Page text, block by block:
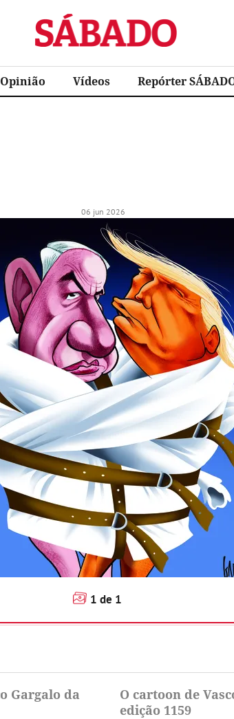
Sábado
Opinião Vídeos Repórter
06 jun 2026
1 de 1
Gargalo da
O cartoon de
edição 1159